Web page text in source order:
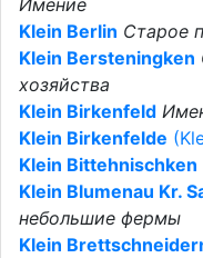
Имение
Klein Berlin Старое
Klein Bersteningken
хозяйства
Klein Birkenfeld
Klein Birkenfelde
Klein Bittehnischken
Klein Blumenau Kr.
небольшие фермы
Klein